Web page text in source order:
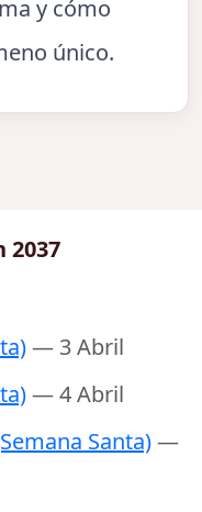
y cómo
único.
2037
— 3 Abril
— 4 Abril
Santa)—